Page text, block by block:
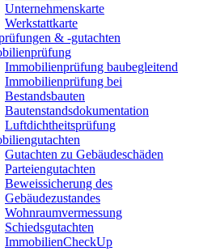
Unternehmenskarte
Werkstattkarte
& -gutachten
Immobilienprüfung baubegleitend
Immobilienprüfung bei
Bestandsbauten
Bautenstandsdokumentation
Luftdichtheitsprüfung
Gutachten zu Gebäudeschäden
Parteiengutachten
Beweissicherung des
Gebäudezustandes
Wohnraumvermessung
Schiedsgutachten
ImmobilienCheckUp